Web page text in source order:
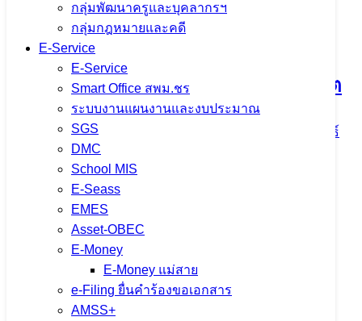
กลุ่มพัฒนาครูและบุคลากรฯ
กลุ่มกฎหมายและคดี
E-Service
E-Service
Smart Office สพม.ชร
ระบบงานแผนงานและงบประมาณ
SGS
DMC
School MIS
E-Seass
EMES
Asset-OBEC
E-Money
E-Money แม่สาย
e-Filing ยื่นคำร้องขอเอกสาร
AMSS+
สพม.เชียงราย ร่วมเป็นวิทยากรแนะแนว
การศึกษา ในกิจกรรม CRRU Road
Show 2026 เปิดโลกการเรียนรู้ สู่อนาคต
5 สิงหาคม 2026
ข่าวประชาสัมพันธ์
สพม.เชียงราย
จำนวนผู้ชม: 18
กิจกรรมแลกเปลี่ยนเรียนรู้วิธีปฏิบัติที่ดี
(Best Practice) และการขับเคลื่อนหลัก